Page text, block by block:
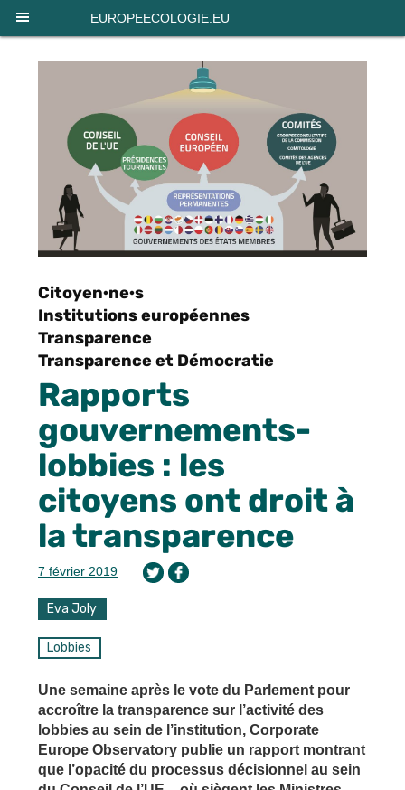
EUROPEECOLOGIE.EU
Citoyen·ne·s
Institutions européennes
Transparence
Transparence et Démocratie
Rapports
gouvernements-
lobbies : les
citoyens ont droit à
la transparence
7 février 2019
Eva Joly
Lobbies
Une semaine après le vote du Parlement pour
accroître la transparence sur l’activité des
lobbies au sein de l’institution, Corporate
Europe Observatory publie un rapport montrant
que l’opacité du processus décisionnel au sein